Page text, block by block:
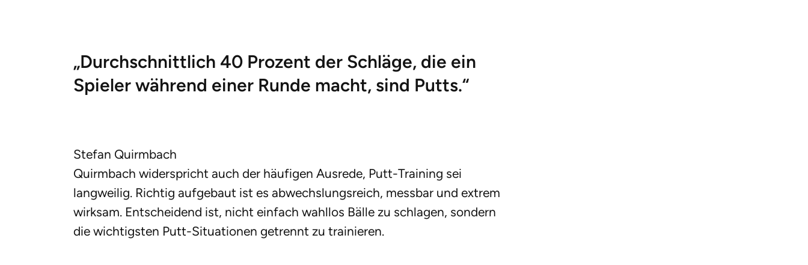
„Durchschnittlich 40 Prozent der Schläge, die ein
Spieler während einer Runde macht, sind Putts.“
Stefan Quirmbach
Quirmbach widerspricht auch der häufigen Ausrede, Putt-Training sei
langweilig. Richtig aufgebaut ist es abwechslungsreich, messbar und extrem
wirksam. Entscheidend ist, nicht einfach wahllos Bälle zu schlagen, sondern
die wichtigsten Putt-Situationen getrennt zu trainieren.